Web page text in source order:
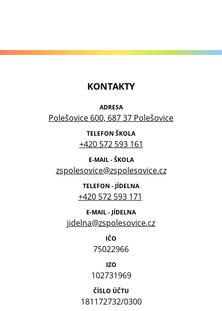
KONTAKTY
ADRESA
Polešovice 600, 687 37 Polešovice
TELEFON ŠKOLA
+420 572 593 161
E-MAIL - ŠKOLA
zspolesovice@zspolesovice.cz
TELEFON - JÍDELNA
+420 572 593 171
E-MAIL - JÍDELNA
jidelna@zspolesovice.cz
IČO
75022966
IZO
102731969
ČÍSLO ÚČTU
181172732/0300